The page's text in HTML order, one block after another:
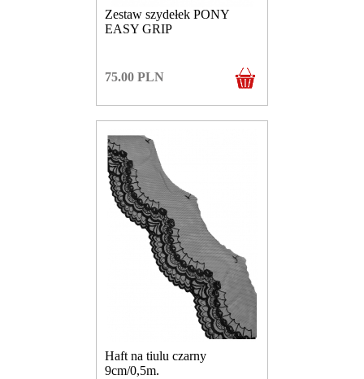
Zestaw szydełek PONY
EASY GRIP
75.00 PLN
Haft na tiulu czarny
9cm/0,5m.